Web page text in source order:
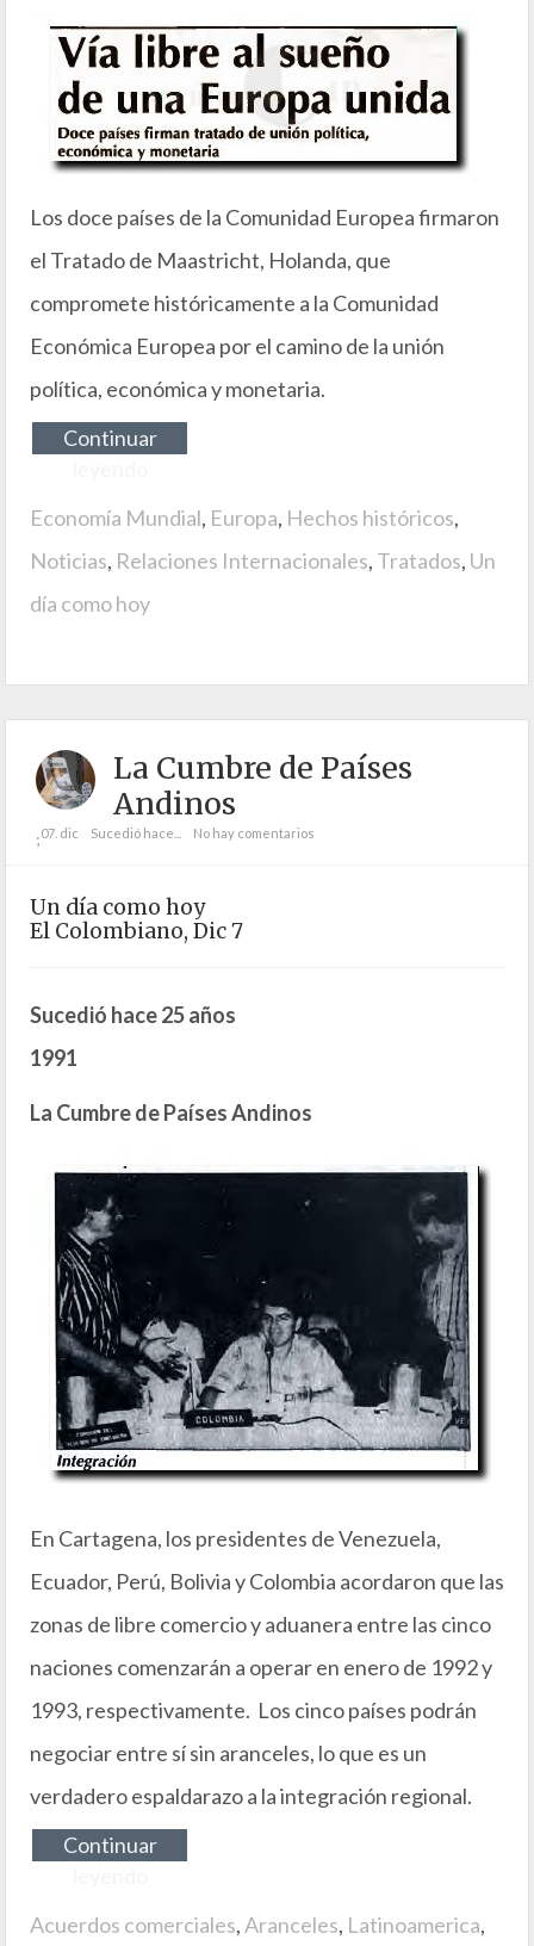
Los doce países de la Comunidad Europea firmaron
el Tratado de Maastricht, Holanda, que
compromete históricamente a la Comunidad
Económica Europea por el camino de la unión
política, económica y monetaria.
Continuar
Economía Mundial, Europa, Hechos históricos,
Noticias, Relaciones Internacionales, Tratados, Un
día como hoy
La Cumbre de Países
Andinos
;07. dic Sucedió hace... No hay comentarios
Un día como hoy
El Colombiano, Dic 7
Sucedió hace 25 años
1991
La Cumbre de Países Andinos
En Cartagena, los presidentes de Venezuela,
Ecuador, Perú, Bolivia y Colombia acordaron que las
zonas de libre comercio y aduanera entre las cinco
naciones comenzarán a operar en enero de 1992 y
1993, respectivamente. Los cinco países podrán
negociar entre sí sin aranceles, lo que es un
verdadero espaldarazo a la integración regional.
Continuar
Acuerdos comerciales,Aranceles, Latinoamerica,